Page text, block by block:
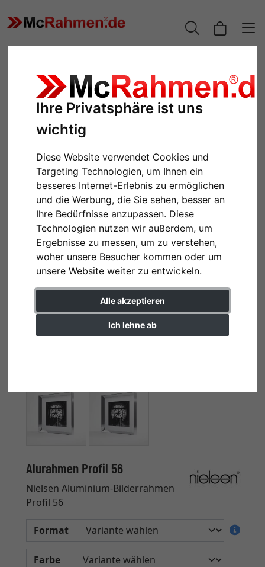
Ihre Privatsphäre ist uns
wichtig
Diese Website verwendet Cookies und
Targeting Technologien, um Ihnen ein
besseres Internet-Erlebnis zu ermöglichen
und die Werbung, die Sie sehen, besser an
Ihre Bedürfnisse anzupassen. Diese
Technologien nutzen wir außerdem, um
Ergebnisse zu messen, um zu verstehen,
woher unsere Besucher kommen oder um
unsere Website weiter zu entwickeln.
Alle akzeptieren
Ich lehne ab
Zurück
Alurahmen Profil 56
Nielsen Aluminium-Bilderrahmen
Profil 56
Format
Farbe